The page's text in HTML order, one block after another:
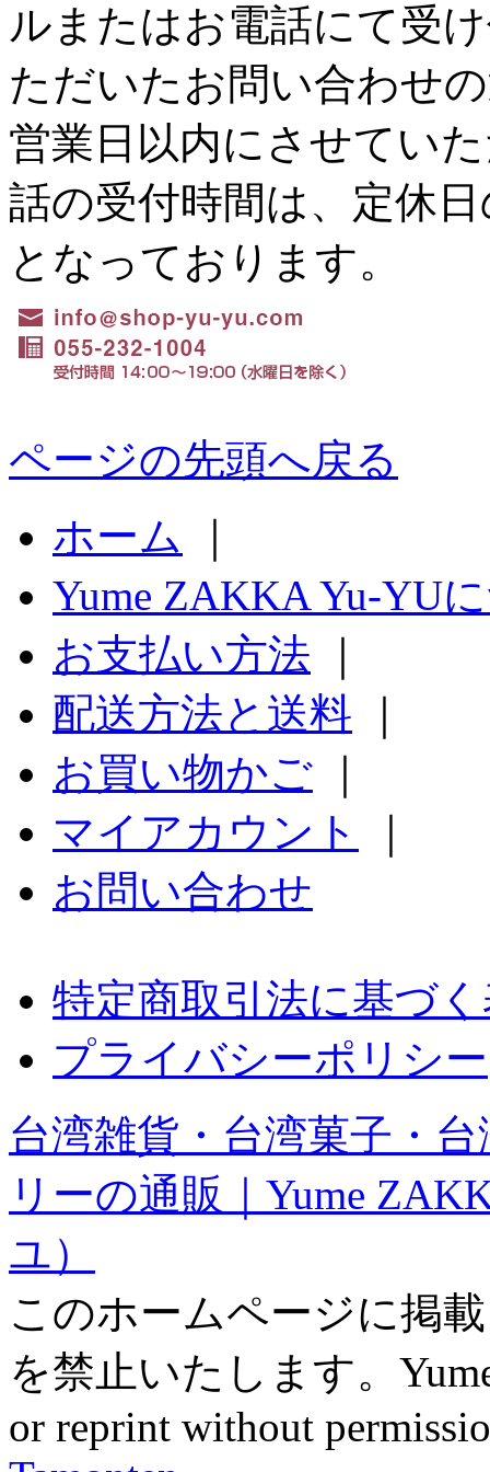
ルまたはお電話にて受
ただいたお問い合わせ
営業日以内にさせてい
話の受付時間は、定休
となっております。
ページの先頭へ戻る
ホーム
Yume ZAKKA Yu-YU
お支払い方法
配送方法と送料
お買い物かご
マイアカウント
お問い合わせ
特定商取引法に基づ
プライバシーポリシー
台湾雑貨・台湾菓子・
リーの通販｜Yume
ユ）
このホームページに掲
を禁止いたします。
or reprint without